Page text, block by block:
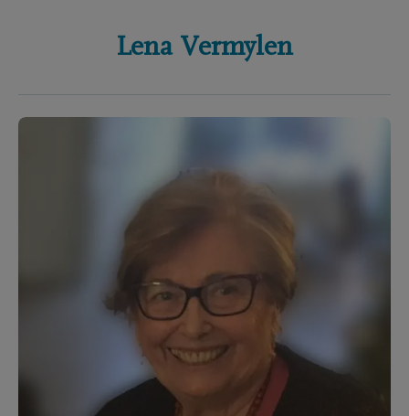
Lena Vermylen